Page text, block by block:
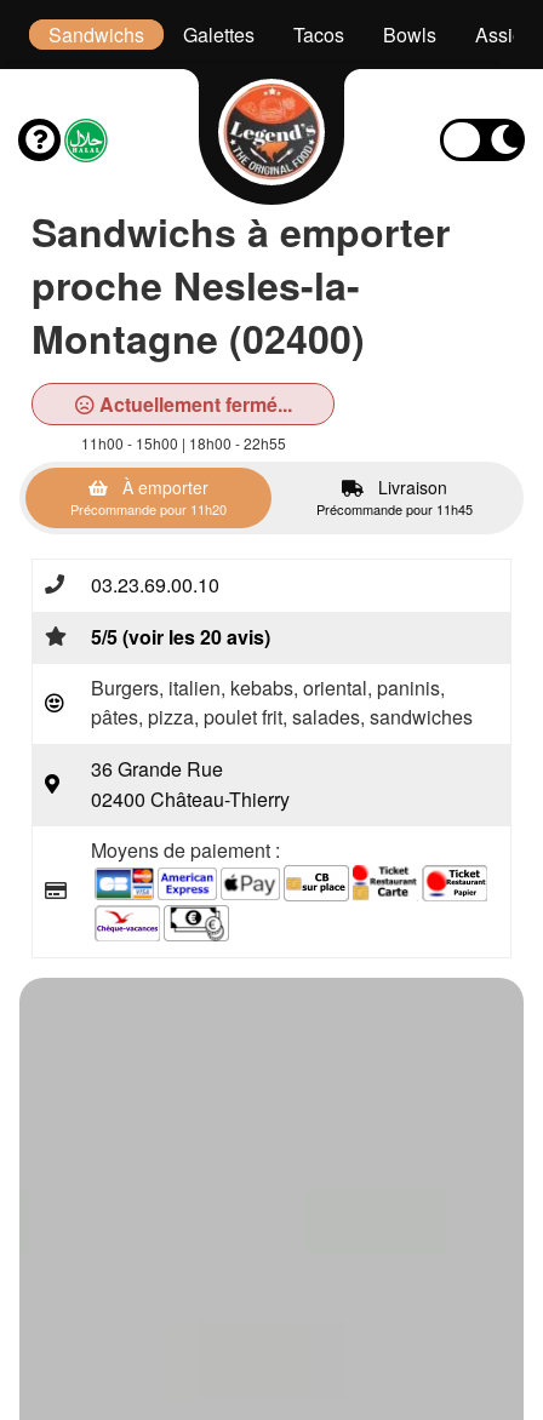
Sandwichs Galettes Tacos Bowls
Sandwichs à emporter
proche Nesles-la-
Montagne (02400)
Actuellement fermé...
11h00 - 15h00 | 18h00 - 22h55
À emporter
Précommande pour 11h20
Livraison
Précommande pour 11h45
03.23.69.00.10
5/5 (voir les 20 avis)
Burgers, italien, kebabs, oriental, paninis,
pâtes, pizza, poulet frit, salades, sandwiches
36 Grande Rue
02400 Château-Thierry
Moyens de paiement :